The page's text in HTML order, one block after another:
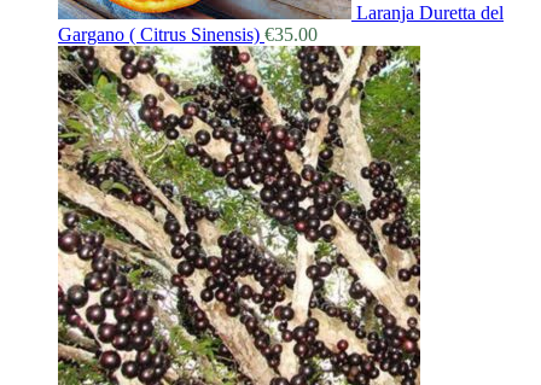
Laranja Duretta del
Gargano ( Citrus Sinensis) €35.00